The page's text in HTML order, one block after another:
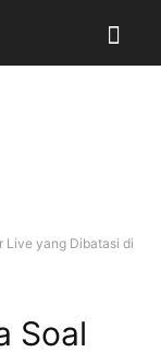
Live yang Dibatasi di
Soal